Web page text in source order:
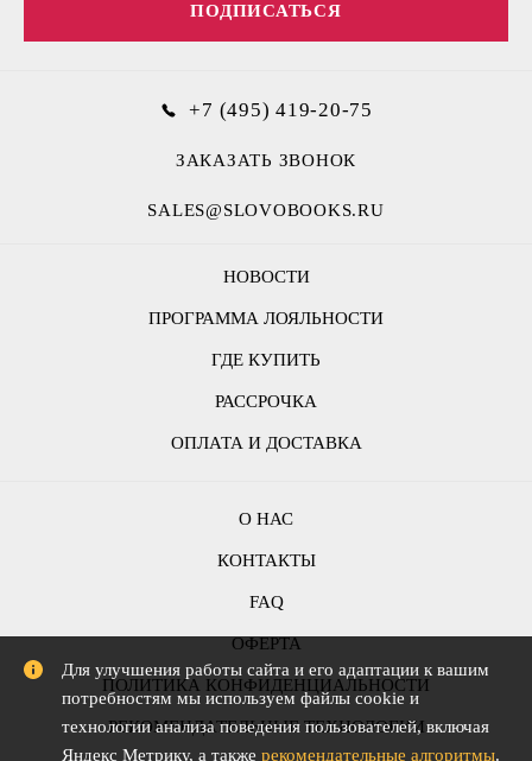
НОВОСТИ
ПРОГРАММА ЛОЯЛЬНОСТИ
ГДЕ КУПИТЬ
РАССРОЧКА
ОПЛАТА И ДОСТАВКА
ПОДПИСАТЬСЯ
О НАС
КОНТАКТЫ
FAQ
ОФЕРТА
ПОЛИТИКА КОНФИДЕНЦИАЛЬНОСТИ
РЕКОМЕНДАТЕЛЬНЫЕ ТЕХНОЛОГИИ
+7 (495) 419-20-75
ЗАКАЗАТЬ ЗВОНОК
SALES@SLOVOBOOKS.RU
Для улучшения работы сайта и его адаптации к вашим
потребностям мы используем файлы cookie и
технологии анализа поведения пользователей, включая
Яндекс Метрику, а также рекомендательные алгоритмы.